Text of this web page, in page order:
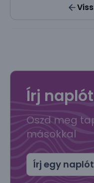
Írj
Oszd meg
másokkal
Írj egy naplót